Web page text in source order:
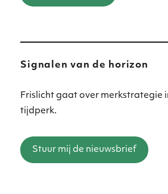
Signalen van de horizon
Frislicht gaat over merkstrategie
tijdperk.
Stuur mij de nieuwsbrief